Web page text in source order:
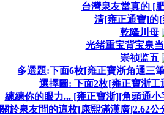
台灣泉友當真的 [
清[雍正通寶]的[
乾隆川母
光绪重宝背宝泉
崇祯监五
多選題:下面6枚[雍正寶浙角通三
選擇圖: 下面2枚[雍正寶浙工
練練你的眼力... [雍正寶浙][角頭通
關於泉友問的這枚[康熙滿漢廣]2.62